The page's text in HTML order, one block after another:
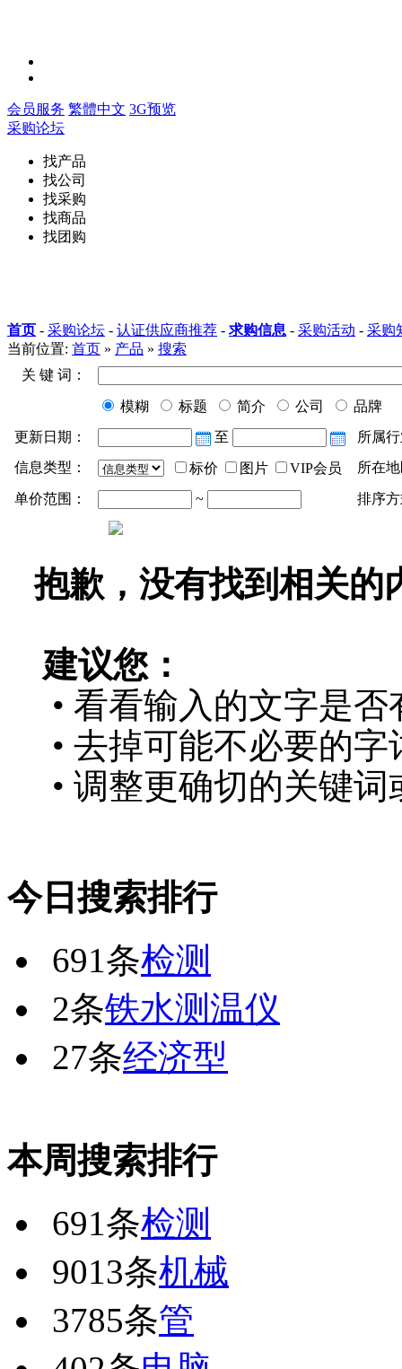
会员服务 繁體中文 3G预览
采购论坛
找产品
找公司
找采购
找商品
找团购
首页 - 采购论坛 - 认证供应商推荐 - 求购信息 - 采购活动 - 采购
当前位置: 首页 » 产品 » 搜索
关 键 词：
模糊 标题 简介 公司
品牌
更新日期：
至
所属
信息类型：
标价 图片 VIP会员 所在
单价范围： ~ 排序
抱歉，没有找到相关的
建议您：
• 看看输入的文字是否
• 去掉可能不必要的字
• 调整更确切的关键
今日搜索排行
691条检测
2条铁水测温仪
27条经济型
本周搜索排行
691条检测
9013条机械
3785条管